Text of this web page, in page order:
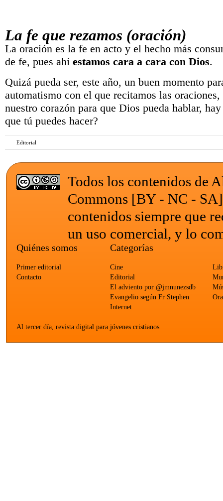
La fe que rezamos (oración)
La oración es la fe en acto y el hecho más
de fe, pues ahí estamos cara a cara con Dios.
Quizá pueda ser, este año, un buen momento
automatismo con el que recitamos las
nuestro corazón para que Dios pueda hablar,
que tú puedes hacer?
Editorial
Todos los contenidos de
Commons [BY - NC - SA]
contenidos siempre que
un uso comercial, y lo
Quiénes somos
Primer editorial
Contacto
Categorías
Cine
Editorial
El adviento por @jmnunezsdb
Evangelio según Fr Stephen
Internet
Al tercer día, revista digital para jóvenes cristianos